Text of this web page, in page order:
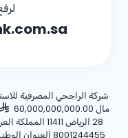
شركة الراجحي المصرفية
مال 60,000,000,000.00
28 الرياض 11411 المملكة العربية السعودية، هاتف: